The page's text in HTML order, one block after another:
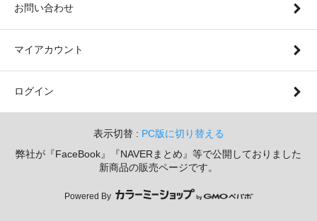
お問い合わせ
マイアカウント
ログイン
表示切替 : PC版に切り替える
弊社が『FaceBook』『NAVERまとめ』等で公開しておりました
新商品の販売ページです。
Powered By